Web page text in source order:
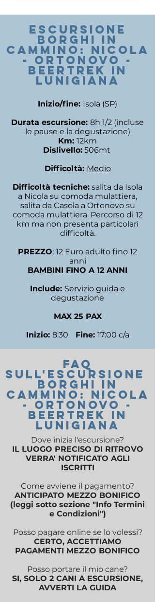
escursione
Borghi in
cammino: Nicola
- Ortonovo -
BeerTrek in
Lunigiana
Inizio/fine: Isola (SP)
Durata escursione: 8h 1/2 (incluse
le pause e la degustazione)
Km: 12km
Dislivello:506mt
Difficoltà: Medio
Difficoltà tecniche: salita da Isola
a Nicola su comoda mulattiera,
salita da Casola a Ortonovo su
comoda mulattiera. Percorso di 12
km ma non presenta particolari
difficoltà.
PREZZO: 12 Euro adulto fino 12
anni
BAMBINI FINO A 12 ANNI
Include: Servizio guida e
degustazione
MAX 25 PAX
Inizio: 8:30 Fine: 17:00 c/a
FAQ
SUll'ESCURSIONE
Borghi in
cammino: Nicola
- Ortonovo -
BeerTrek in
Lunigiana
Dove inizia l'escursione?
IL LUOGO PRECISO DI RITROVO
VERRA' NOTIFICATO AGLI
ISCRITTI
Come avviene il pagamento?
ANTICIPATO MEZZO BONIFICO
(leggi sotto sezione "Info Termini
e Condizioni")
Posso pagare online se lo volessi?
CERTO, ACCETTIAMO
PAGAMENTI MEZZO BONIFICO​
Posso portare il mio cane?
SI, SOLO 2 CANI A ESCURSIONE,
AVVERTI LA GUIDA